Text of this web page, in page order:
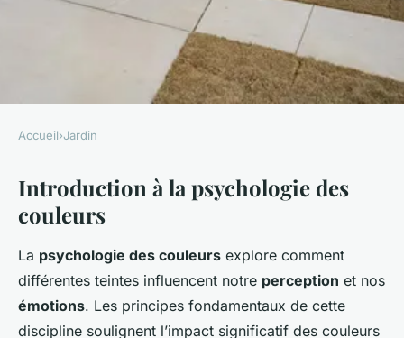
La psychologie des couleurs
dans les sculptures de jardin
Luna•2 janvier 2025•6 min de lecture
Accueil›Jardin
Introduction à la psychologie des
couleurs
La psychologie des couleurs explore comment
différentes teintes influencent notre perception et nos
émotions. Les principes fondamentaux de cette
discipline soulignent l’impact significatif des couleurs